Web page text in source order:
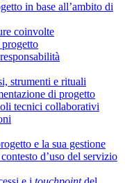
in base all’ambito di
coinvolte
strumenti e rituali
di progetto
tecnici collaborativi
e la sua gestione
d’uso del servizio